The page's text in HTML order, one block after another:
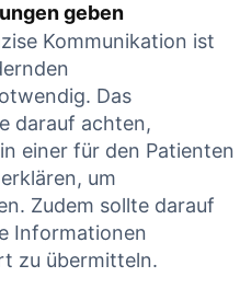
geben
Kommunikation ist
‌Das
darauf achten,
einer für den Patienten
um
Zudem sollte ​darauf
Informationen
zu übermitteln.